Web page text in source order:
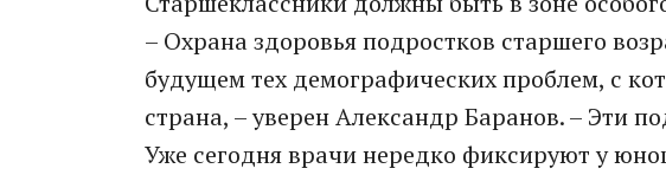
– Охрана здоровья подростков старшего
будущем тех демографических проблем, с
страна, – уверен Александр Баранов. – Эти
Уже сегодня врачи нередко фиксируют у